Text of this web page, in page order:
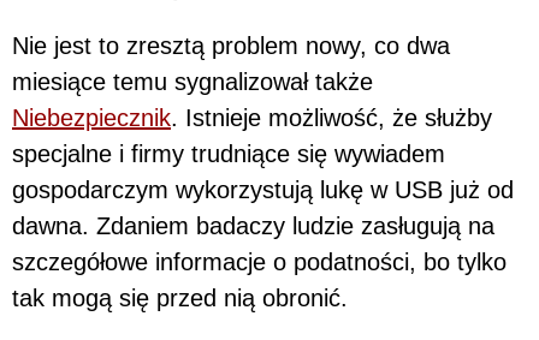
Nie jest to zresztą problem nowy, co dwa
miesiące temu sygnalizował także
Niebezpiecznik. Istnieje możliwość, że służby
specjalne i firmy trudniące się wywiadem
gospodarczym wykorzystują lukę w USB już od
dawna. Zdaniem badaczy ludzie zasługują na
szczegółowe informacje o podatności, bo tylko
tak mogą się przed nią obronić.